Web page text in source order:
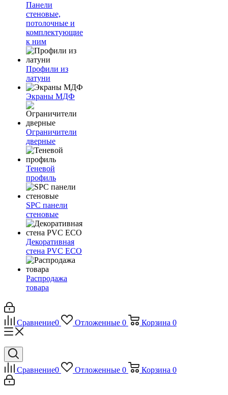
Панели
стеновые,
потолочные и
комплектующие
к ним
Профили из
латуни
Экраны МДФ
Ограничители
дверные
Теневой
профиль
SPC панели
стеновые
Декоративная
стена PVC ECO
Распродажа
товара
Сравнение0 Отложенные 0 Корзина 0
Сравнение0 Отложенные 0 Корзина 0